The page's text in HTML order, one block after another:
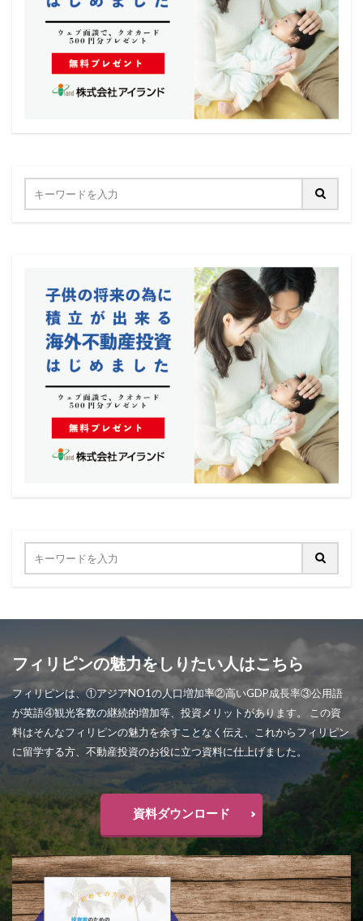
フィリピンの魅力をしりたい人はこちら
フィリピンは、①アジアNO1の人口増加率②高いGDP成長率③公用語
が英語④観光客数の継続的増加等、投資メリットがあります。 この資
料はそんなフィリピンの魅力を余すことなく伝え、これからフィリピン
に留学する方、不動産投資のお役に立つ資料に仕上げました。
資料ダウンロード